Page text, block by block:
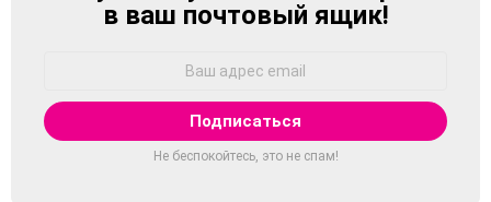
в ваш почтовый ящик!
Не беспокойтесь, это не спам!